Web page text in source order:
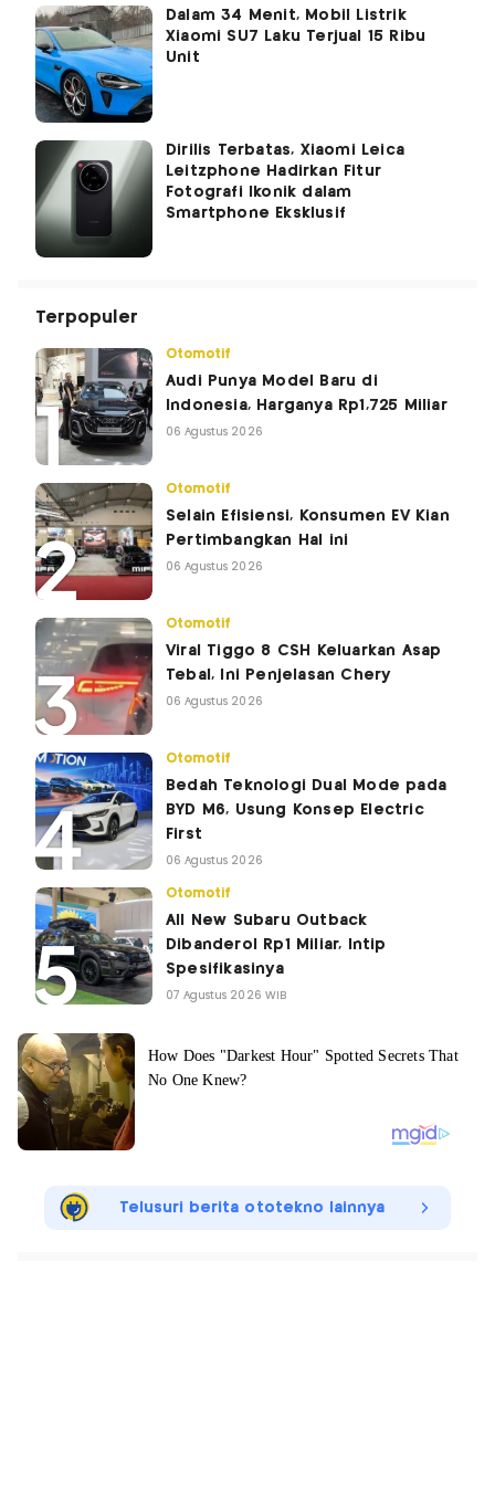
Dalam 34 Menit, Mobil Listrik
Xiaomi SU7 Laku Terjual 15 Ribu
Unit
Dirilis Terbatas, Xiaomi Leica
Leitzphone Hadirkan Fitur
Fotografi Ikonik dalam
Smartphone Eksklusif
Terpopuler
Otomotif
Audi Punya Model Baru di
Indonesia, Harganya Rp1,725 Miliar
06 Agustus 2026
Otomotif
Selain Efisiensi, Konsumen EV Kian
Pertimbangkan Hal ini
06 Agustus 2026
Otomotif
Viral Tiggo 8 CSH Keluarkan Asap
Tebal, Ini Penjelasan Chery
06 Agustus 2026
Otomotif
Bedah Teknologi Dual Mode pada
BYD M6, Usung Konsep Electric
First
06 Agustus 2026
Otomotif
All New Subaru Outback
Dibanderol Rp1 Miliar, Intip
Spesifikasinya
07 Agustus 2026 WIB
Telusuri berita ototekno lainnya